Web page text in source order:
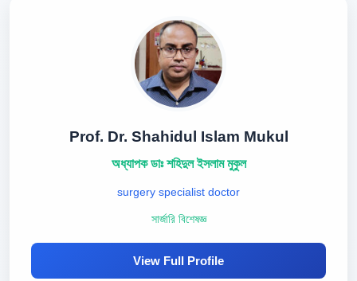
Prof. Dr. Shahidul Islam Mukul
অধ্যাপক ডাঃ শহিদুল ইসলাম মুকুল
surgery specialist doctor
সার্জারি বিশেষজ্ঞ
View Full Profile